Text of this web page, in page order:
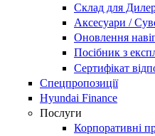
Склад для
Аксесуари /
Оновлення
Посібник з
Сертифікат
Спецпропозиції
Hyundai Finance
Послуги
Корпоративні